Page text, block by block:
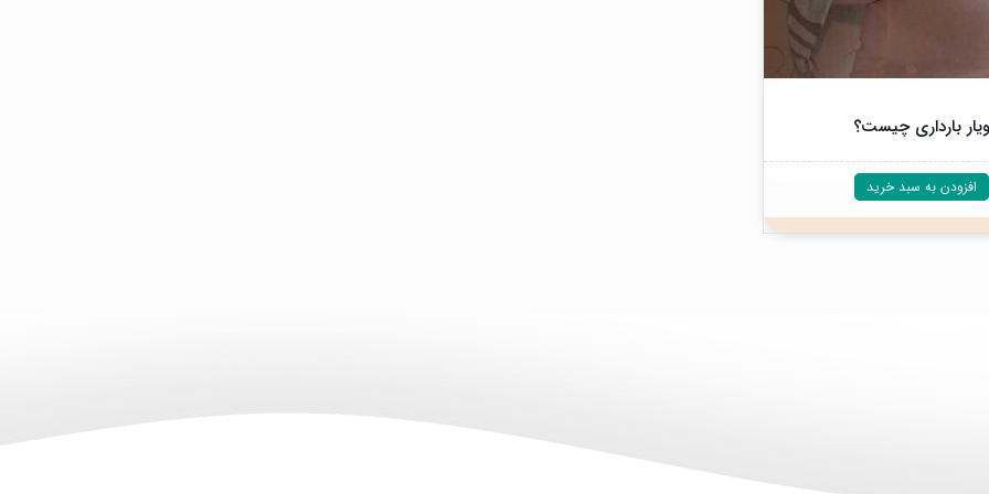
ویار بارداری چیست؟
افزودن به سبد خرید